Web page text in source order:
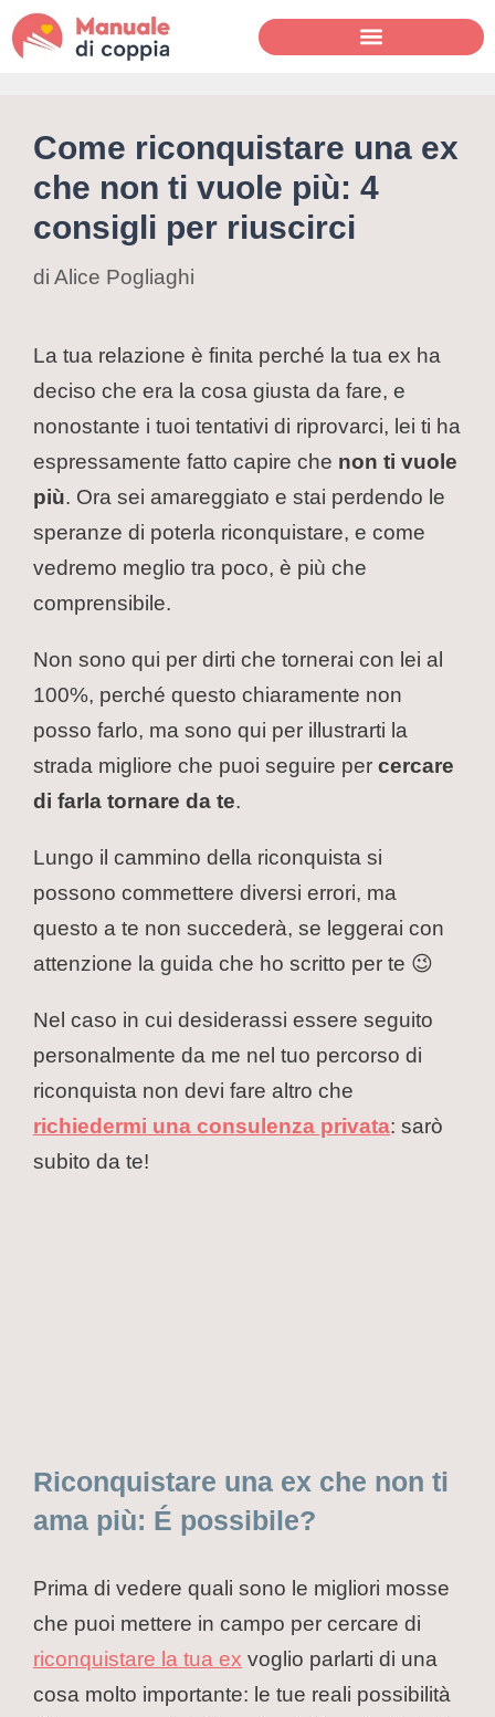
Come riconquistare una ex
che non ti vuole più: 4
consigli per riuscirci
di Alice Pogliaghi
La tua relazione è finita perché la tua ex ha
deciso che era la cosa giusta da fare, e
nonostante i tuoi tentativi di riprovarci, lei ti ha
espressamente fatto capire che non ti vuole
più. Ora sei amareggiato e stai perdendo le
speranze di poterla riconquistare, e come
vedremo meglio tra poco, è più che
comprensibile.
Non sono qui per dirti che tornerai con lei al
100%, perché questo chiaramente non
posso farlo, ma sono qui per illustrarti la
strada migliore che puoi seguire per cercare
di farla tornare da te.
Lungo il cammino della riconquista si
possono commettere diversi errori, ma
questo a te non succederà, se leggerai con
attenzione la guida che ho scritto per te 😉
Nel caso in cui desiderassi essere seguito
personalmente da me nel tuo percorso di
riconquista non devi fare altro che
richiedermi una consulenza privata: sarò
subito da te!
Riconquistare una ex che non ti
ama più: É possibile?
Prima di vedere quali sono le migliori mosse
che puoi mettere in campo per cercare di
riconquistare la tua ex voglio parlarti di una
cosa molto importante: le tue reali possibilità